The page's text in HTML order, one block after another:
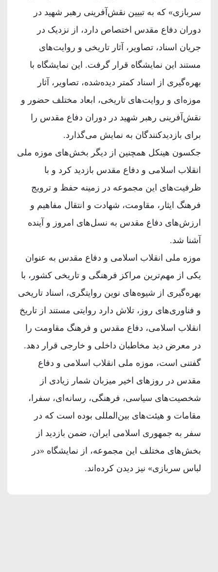
سربازی» که به تبیین نقش‌آفرینی رهبر شهید در
دوران دفاع مقدس اختصاص دارد، از نزدیک در
جریان اسناد، تصاویر، آثار تاریخی و روایت‌های
مستند این نمایشگاه قرار گرفت. این نمایشگاه با
بهره‌گیری از اسناد کمتر دیده‌شده، تصاویر، آثار
موزه‌ای و روایت‌های تاریخی، ابعاد مختلف حضور و
نقش‌آفرینی رهبر شهید در دوران دفاع مقدس را
برای بازدیدکنندگان به نمایش می‌گذارد.
جکسون هینکل همچنین از دیگر بخش‌های موزه ملی
انقلاب اسلامی و دفاع مقدس بازدید کرد و با
ظرفیت‌های این مجموعه در زمینه حفظ و ترویج
فرهنگ ایثار، مقاومت، شهادت و انتقال مفاهیم و
ارزش‌های دفاع مقدس به نسل‌های امروز و آینده
آشنا شد.
موزه ملی انقلاب اسلامی و دفاع مقدس به عنوان
یکی از مهم‌ترین مراکز فرهنگی و تاریخی کشور، با
بهره‌گیری از شیوه‌های نوین روایتگری، اسناد تاریخی
و فناوری‌های روز، تلاش دارد روایتی مستند از تاریخ
انقلاب اسلامی، دفاع مقدس و فرهنگ مقاومت را
در معرض دید مخاطبان داخلی و خارجی قرار دهد.
گفتنی است، موزه ملی انقلاب اسلامی و دفاع
مقدس در روزهای اخیر میزبان شمار زیادی از
شخصیت‌های سیاسی، فرهنگی، رسانه‌ای، سفرا،
مقامات و هیئت‌های بین‌المللی بوده است که در
سفر به جمهوری اسلامی ایران، ضمن بازدید از
بخش‌های مختلف این مجموعه، از نمایشگاه «در
لباس سربازی» نیز دیدن کرده‌اند.